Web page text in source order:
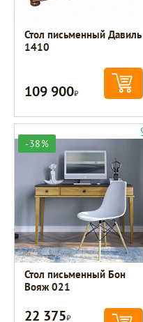
Стол письменный Давиль
1410
109 900Р
-38%
Стол письменный Бон
Вояж 021
22 375Р